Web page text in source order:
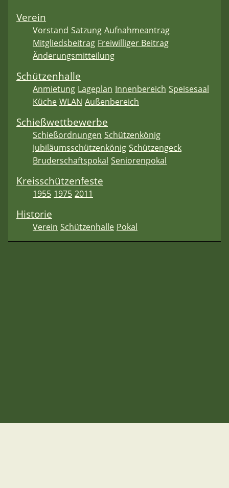
Verein
Vorstand Satzung Aufnahmeantrag
Mitgliedsbeitrag Freiwilliger Beitrag
Änderungsmitteilung
Schützenhalle
Anmietung Lageplan Innenbereich Speisesaal
Küche WLAN Außenbereich
Schießwettbewerbe
Schießordnungen Schützenkönig
Jubiläumsschützenkönig Schützengeck
Bruderschaftspokal Seniorenpokal
Kreisschützenfeste
1955 1975 2011
Historie
Verein Schützenhalle Pokal